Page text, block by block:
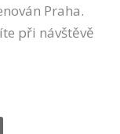
Praha.
při návštěvě